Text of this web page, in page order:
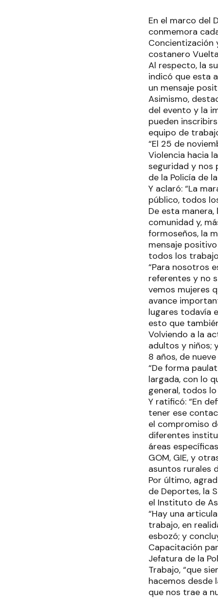
En el marco del
conmemora
Concientización
costanero
Al respecto, la
indicó que esta
un mensaje
Asimismo,
del evento y la
pueden
equipo de
“El 25 de
Violencia hacia
seguridad y nos
de la Policía de
Y aclaró: “La
público, todos
De esta
comunidad y,
formoseños, la
mensaje
todos los
“Para nosotros
referentes y no
vemos mujeres
avance
lugares todavía
esto que
Volviendo a la
adultos y niños;
8 años, de nueve
“De forma
largada, con lo
general, todos
Y ratificó: “En
tener ese
el compromiso
diferentes
áreas
GOM, GIE, y
asuntos rurales
Por último,
de Deportes, la
el Instituto de
“Hay una
trabajo, en
esbozó; y
Capacitación
Jefatura de la
Trabajo, “que
hacemos desde
que nos trae a